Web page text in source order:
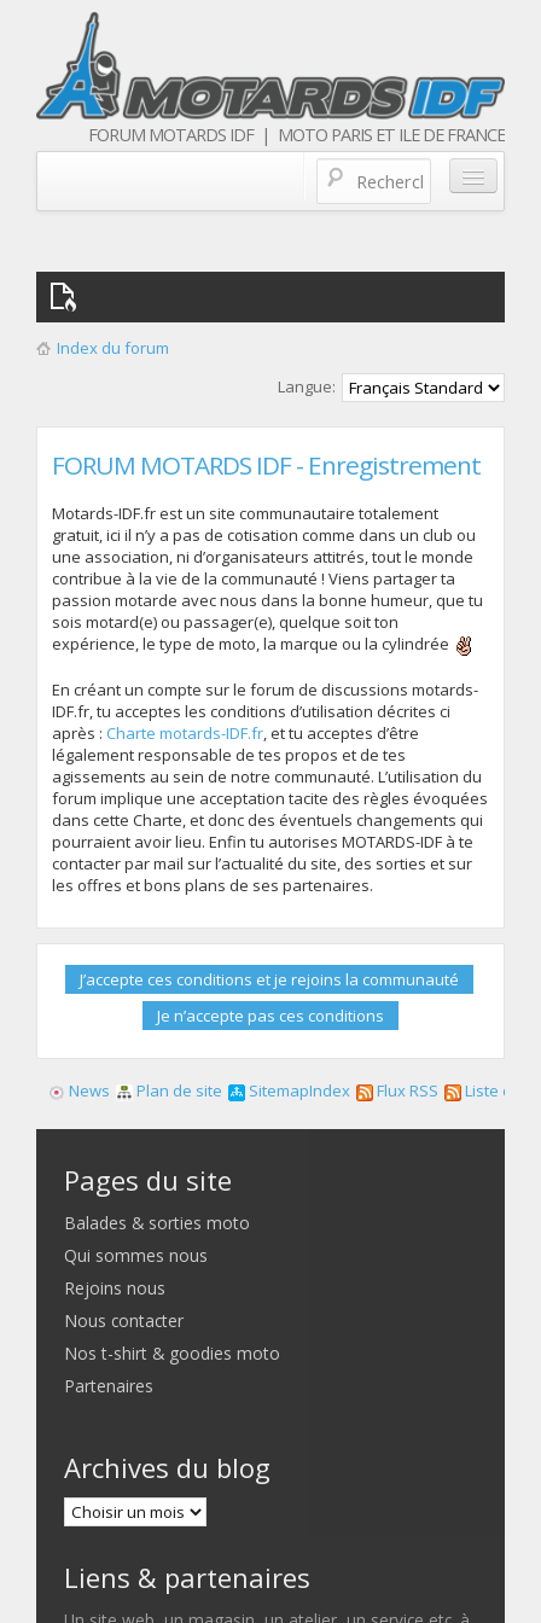
FORUM MOTARDS IDF | MOTO PARIS ET ILE DE FRANCE
Forum
Balades & sorties moto
Index du forum
Langue:
FORUM MOTARDS IDF - Enregistrement
Motards-IDF.fr est un site communautaire totalement
gratuit, ici il n’y a pas de cotisation comme dans un club ou
une association, ni d’organisateurs attitrés, tout le monde
contribue à la vie de la communauté ! Viens partager ta
passion motarde avec nous dans la bonne humeur, que tu
sois motard(e) ou passager(e), quelque soit ton
expérience, le type de moto, la marque ou la cylindrée
En créant un compte sur le forum de discussions motards-
IDF.fr, tu acceptes les conditions d’utilisation décrites ci
après : Charte motards-IDF.fr, et tu acceptes d’être
légalement responsable de tes propos et de tes
agissements au sein de notre communauté. L’utilisation du
forum implique une acceptation tacite des règles évoquées
dans cette Charte, et donc des éventuels changements qui
pourraient avoir lieu. Enfin tu autorises MOTARDS-IDF à te
contacter par mail sur l’actualité du site, des sorties et sur
les offres et bons plans de ses partenaires.
News Plan de site SitemapIndex Flux RSS Liste des
Pages du site
Balades & sorties moto
Qui sommes nous
Rejoins nous
Nous contacter
Nos t-shirt & goodies moto
Partenaires
Archives du blog
Liens & partenaires